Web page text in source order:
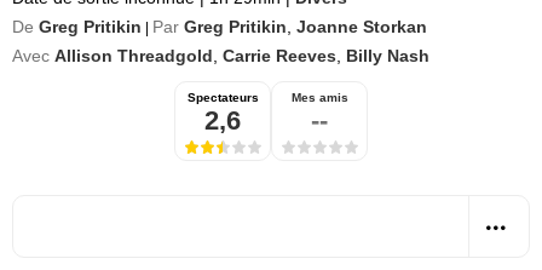
De Greg Pritikin Par Greg Pritikin Joanne Storkan
Avec Allison Threadgold Carrie Reeves Billy Nash
Spectateurs
2,6
Mes amis
--